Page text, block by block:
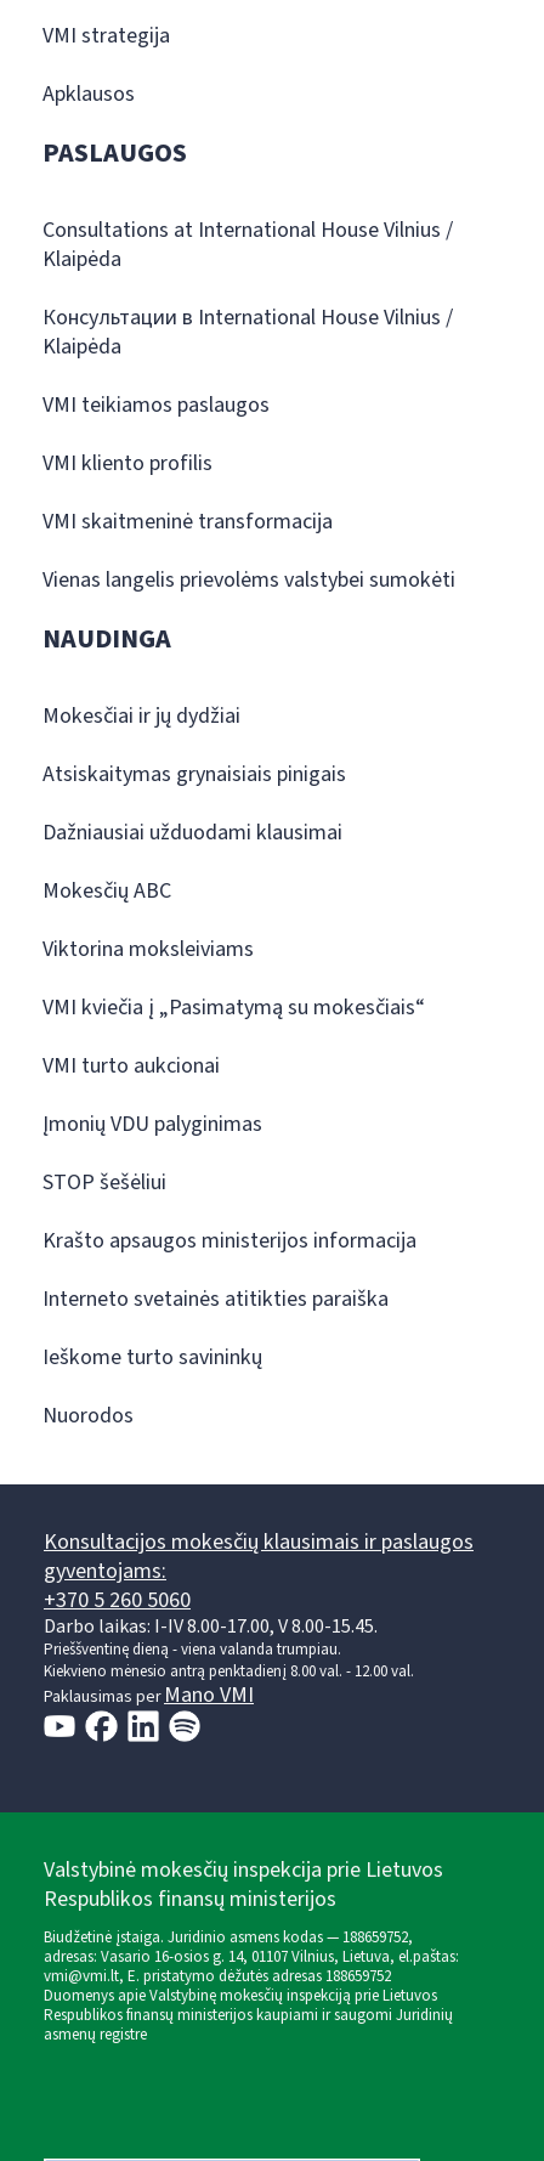
VMI strategija
Apklausos
PASLAUGOS
Consultations at International House Vilnius /
Klaipėda
Консультации в International House Vilnius /
Klaipėda
VMI teikiamos paslaugos
VMI kliento profilis
VMI skaitmeninė transformacija
Vienas langelis prievolėms valstybei sumokėti
NAUDINGA
Mokesčiai ir jų dydžiai
Atsiskaitymas grynaisiais pinigais
Dažniausiai užduodami klausimai
Mokesčių ABC
Viktorina moksleiviams
VMI kviečia į „Pasimatymą su mokesčiais“
VMI turto aukcionai
Įmonių VDU palyginimas
STOP šešėliui
Krašto apsaugos ministerijos informacija
Interneto svetainės atitikties paraiška
Ieškome turto savininkų
Nuorodos
Konsultacijos mokesčių klausimais ir paslaugos
gyventojams:
+370 5 260 5060
Darbo laikas: I-IV 8.00-17.00, V 8.00-15.45.
Prieššventinę dieną - viena valanda trumpiau.
Kiekvieno mėnesio antrą penktadienį 8.00 val. - 12.00 val.
Paklausimas perMano VMI
Valstybinė mokesčių inspekcija prie Lietuvos
Respublikos finansų ministerijos
Biudžetinė įstaiga. Juridinio asmens kodas — 188659752,
adresas: Vasario 16-osios g. 14, 01107 Vilnius, Lietuva, el.paštas:
vmi@vmi.lt, E. pristatymo dėžutės adresas 188659752
Duomenys apie Valstybinę mokesčių inspekciją prie Lietuvos
Respublikos finansų ministerijos kaupiami ir saugomi Juridinių
asmenų registre